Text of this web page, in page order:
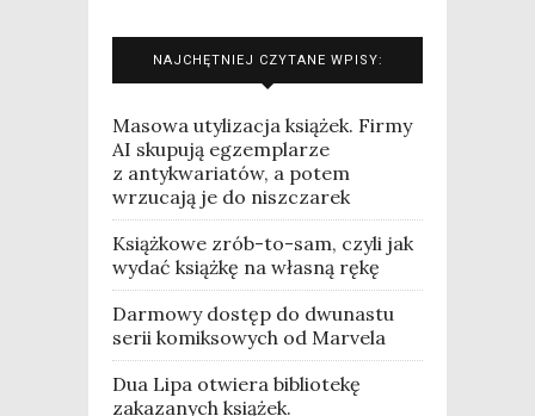
NAJCHĘTNIEJ CZYTANE WPISY:
Masowa utylizacja książek. Firmy
AI skupują egzemplarze
z antykwariatów, a potem
wrzucają je do niszczarek
Książkowe zrób-to-sam, czyli jak
wydać książkę na własną rękę
Darmowy dostęp do dwunastu
serii komiksowych od Marvela
Dua Lipa otwiera bibliotekę
zakazanych książek.